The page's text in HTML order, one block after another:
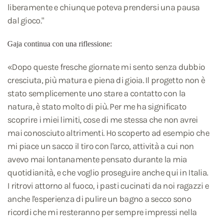
liberamente e chiunque poteva prendersi una pausa
dal gioco."
Gaja continua con una riflessione:
«Dopo queste fresche giornate mi sento senza dubbio
cresciuta, più matura e piena di gioia. Il progetto non è
stato semplicemente uno stare a contatto con la
natura, è stato molto di più. Per me ha significato
scoprire i miei limiti, cose di me stessa che non avrei
mai conosciuto altrimenti. Ho scoperto ad esempio che
mi piace un sacco il tiro con l'arco, attività a cui non
avevo mai lontanamente pensato durante la mia
quotidianità, e che voglio proseguire anche qui in Italia.
I ritrovi attorno al fuoco, i pasti cucinati da noi ragazzi e
anche l'esperienza di pulire un bagno a secco sono
ricordi che mi resteranno per sempre impressi nella